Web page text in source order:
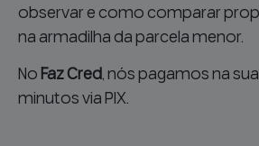
observar e como comparar
na armadilha da parcela menor.
NoFaz Cred, nós pagamos na
minutos via PIX.